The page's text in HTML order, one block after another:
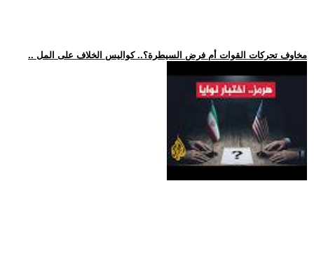
.. مخاوف تحركات القوات أم فرض السيطرة؟.. كواليس الخلاف على المل